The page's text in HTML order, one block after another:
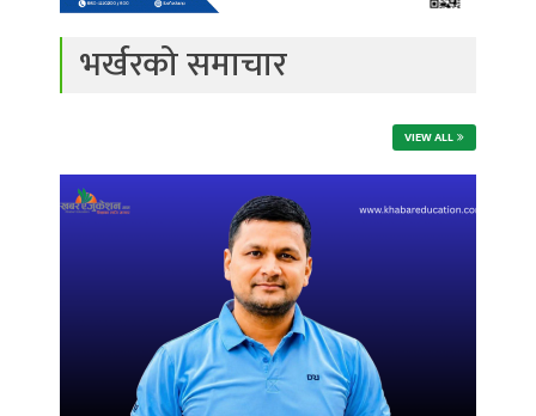
भर्खरको समाचार
VIEW ALL